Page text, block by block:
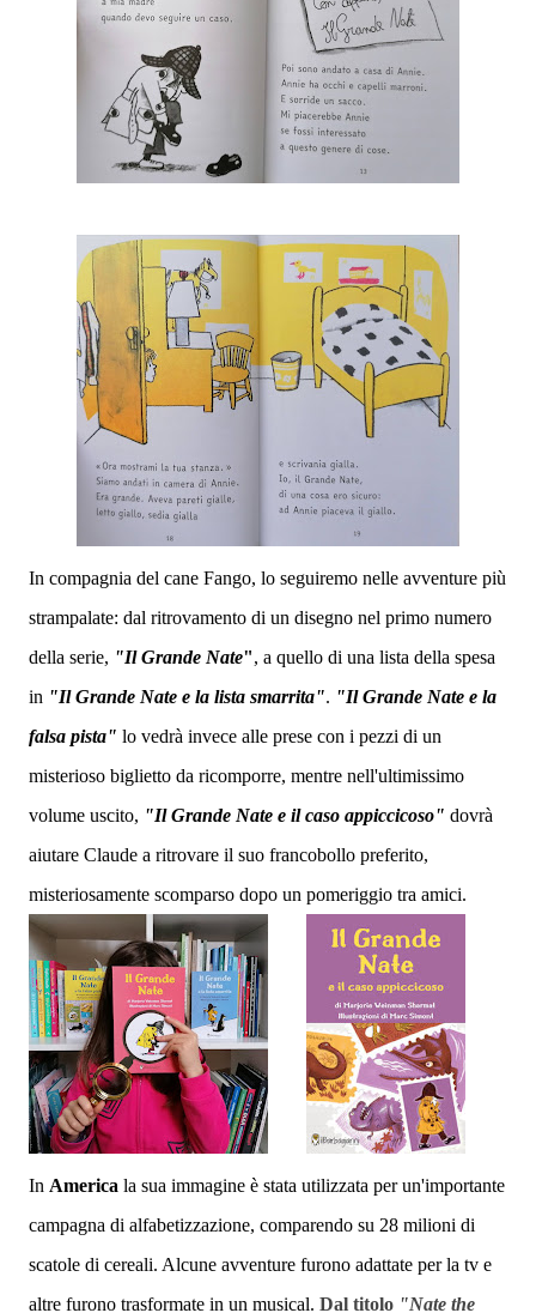
In compagnia del cane Fango, lo seguiremo nelle avventure più
strampalate: dal ritrovamento di un disegno nel primo numero
della serie, "Il Grande Nate", a quello di una lista della spesa
in "Il Grande Nate e la lista smarrita". "Il Grande Nate e la
falsa pista" lo vedrà invece alle prese con i pezzi di un
misterioso biglietto da ricomporre, mentre nell'ultimissimo
volume uscito, "Il Grande Nate e il caso appiccicoso" dovrà
aiutare Claude a ritrovare il suo francobollo preferito,
misteriosamente scomparso dopo un pomeriggio tra amici.
In America la sua immagine è stata utilizzata per un'importante
campagna di alfabetizzazione, comparendo su 28 milioni di
scatole di cereali. Alcune avventure furono adattate per la tv e
altre furono trasformate in un musical. Dal titolo "Nate the